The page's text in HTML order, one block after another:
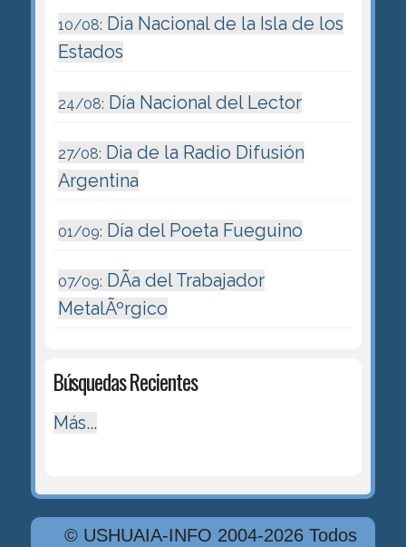
10/08: Dia Nacional de la Isla de los
Estados
24/08: Día Nacional del Lector
27/08: Dia de la Radio Difusión
Argentina
01/09: Día del Poeta Fueguino
07/09: DÃ­a del Trabajador
MetalÃºrgico
Búsquedas Recientes
Más...
© USHUAIA-INFO 2004-2026 Todos